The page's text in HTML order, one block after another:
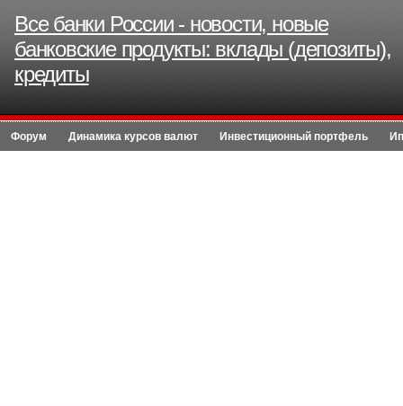
Все банки России - новости, новые
банковские продукты: вклады (депозиты),
кредиты
Форум Динамика курсов валют Инвестиционный портфель